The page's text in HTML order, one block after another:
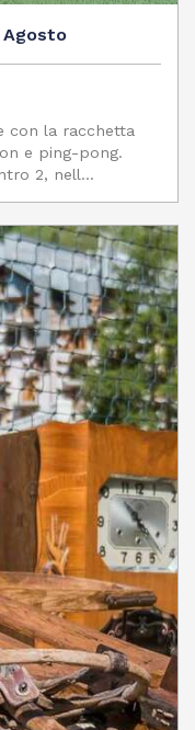
Agosto
con la racchetta
e ping-pong.
2, nell...